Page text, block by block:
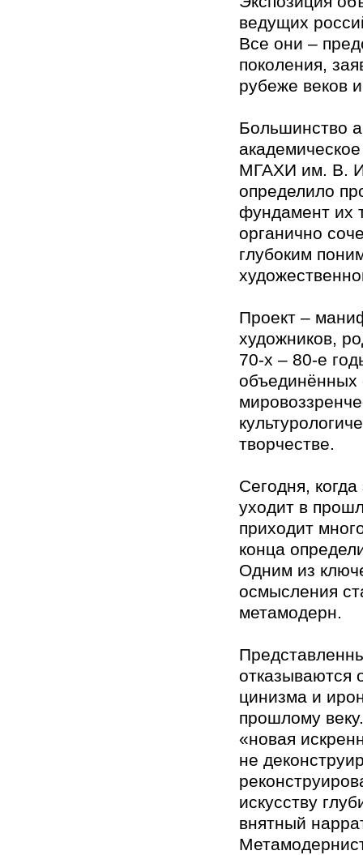
ведущих
Все они –
поколения,
рубеже веков
Большинство
МГАХИ им. В.
определило
фундамент их
органично
глубоким
Проект –
художников,
70-х – 80-е
творчестве.
Сегодня,
уходит в
приходит
конца
Одним из
осмысления
метамодерн.
отказываются
цинизма и
прошлому
«новая
не
искусству
внятный